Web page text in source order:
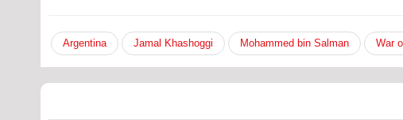
War
Mohammed bin Salman
Jamal Khashoggi
Argentina